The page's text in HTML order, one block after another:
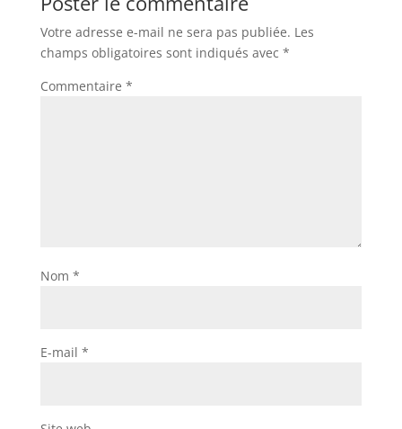
Votre adresse e-mail ne sera pas publiée. Les
champs obligatoires sont indiqués avec *
Commentaire *
Nom *
E-mail *